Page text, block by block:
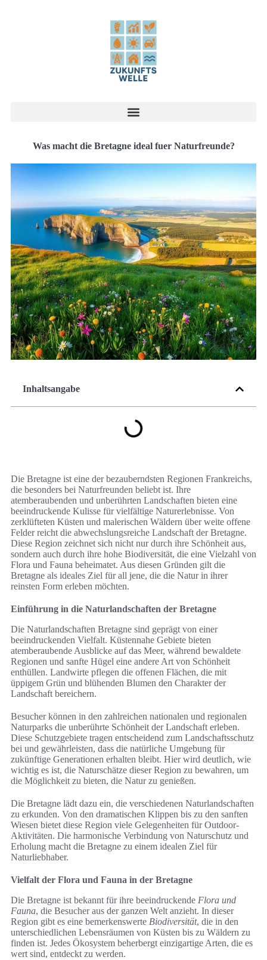
Was macht die Bretagne ideal fuer Naturfreunde?
Inhaltsangabe
Die Bretagne ist eine der bezauberndsten Regionen Frankreichs,
die besonders bei Naturfreunden beliebt ist. Ihre
atemberaubenden und unberührten Landschaften bieten eine
beeindruckende Kulisse für vielfältige Naturerlebnisse. Von
zerklüfteten Küsten und malerischen Wäldern über weite offene
Felder reicht die abwechslungsreiche Landschaft der Bretagne.
Diese Region zeichnet sich nicht nur durch ihre Schönheit aus,
sondern auch durch ihre hohe Biodiversität, die eine Vielzahl von
Flora und Fauna beheimatet. Aus diesen Gründen gilt die
Bretagne als ideales Ziel für all jene, die die Natur in ihrer
reinsten Form erleben möchten.
Einführung in die Naturlandschaften der Bretagne
Die Naturlandschaften Bretagne sind geprägt von einer
beeindruckenden Vielfalt. Küstennahe Gebiete bieten
atemberaubende Ausblicke auf das Meer, während bewaldete
Regionen und sanfte Hügel eine andere Art von Schönheit
enthüllen. Landwirte pflegen die offenen Flächen, die mit
üppigem Grün und blühenden Blumen den Charakter der
Landschaft bereichern.
Besucher können in den zahlreichen nationalen und regionalen
Naturparks die unberührte Schönheit der Landschaft erleben.
Diese Schutzgebiete tragen entscheidend zum Landschaftsschutz
bei und gewährleisten, dass die natürliche Umgebung für
zukünftige Generationen erhalten bleibt. Hier wird deutlich, wie
wichtig es ist, die Naturschätze dieser Region zu bewahren, um
die Möglichkeit zu bieten, die Natur zu genießen.
Die Bretagne lädt dazu ein, die verschiedenen Naturlandschaften
zu erkunden. Von den dramatischen Klippen bis zu den sanften
Wiesen bietet diese Region viele Gelegenheiten für Outdoor-
Aktivitäten. Die harmonische Verbindung von Naturschutz und
Erholung macht die Bretagne zu einem idealen Ziel für
Naturliebhaber.
Vielfalt der Flora und Fauna in der Bretagne
Die Bretagne ist bekannt für ihre beeindruckende Flora und
Fauna, die Besucher aus der ganzen Welt anzieht. In dieser
Region gibt es eine bemerkenswerte Biodiversität, die in den
unterschiedlichen Lebensräumen von Küsten bis zu Wäldern zu
finden ist. Jedes Ökosystem beherbergt einzigartige Arten, die es
wert sind, entdeckt zu werden.